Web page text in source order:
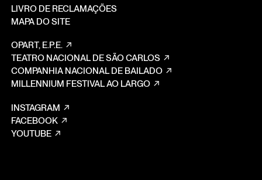
LIVRO DE RECLAMAÇÕES
MAPA DO SITE
OPART, E.P.E.
TEATRO NACIONAL DE SÃO CARLOS
COMPANHIA NACIONAL DE BAILADO
MILLENNIUM FESTIVAL AO LARGO
INSTAGRAM
FACEBOOK
YOUTUBE